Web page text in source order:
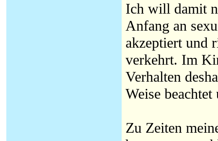
Ich will damit
Anfang an
akzeptiert und
verkehrt. Im
Verhalten
Weise
Zu Zeiten